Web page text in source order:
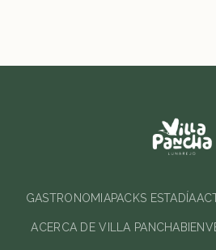
PACKS ESTADÍA
GASTRONOMIA
ACERCA DE VILLA PANCHA